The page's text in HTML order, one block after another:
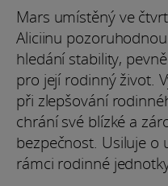
Mars umístěný ve
Aliciinu
hledání stability,
pro její rodinný život.
při zlepšování
chrání své blízké a
bezpečnost. Usiluje o
rámci rodinné